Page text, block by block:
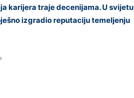
karijera traje decenijama. U svijetu
izgradio reputaciju temeljenju